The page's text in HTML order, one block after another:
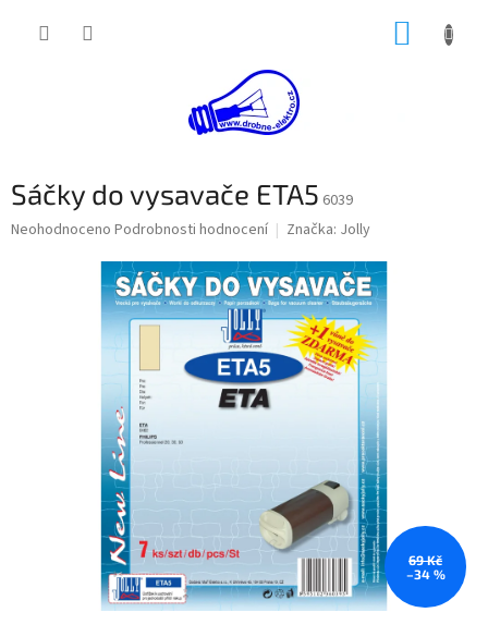
Sáčky do vysavače ETA5 6039
Průměrné
Neohodnoceno Podrobnosti hodnocení Značka: Jolly
69 Kč
–34 %